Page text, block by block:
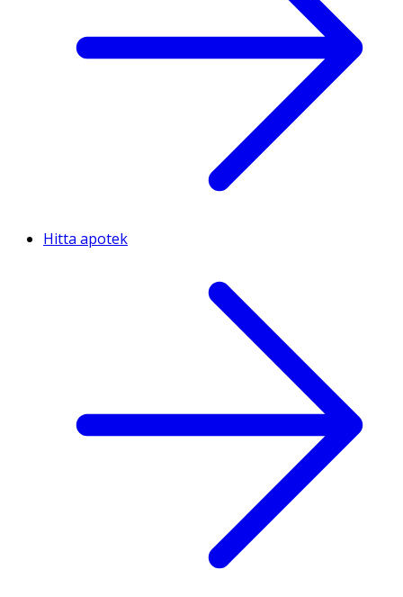
Hitta apotek